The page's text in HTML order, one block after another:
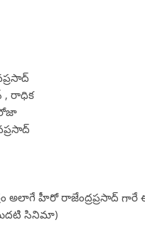
, రాధిక
రోజా
హీరో రాజేంద్రప్రసాద్ గారే
మొదటి సినిమా)